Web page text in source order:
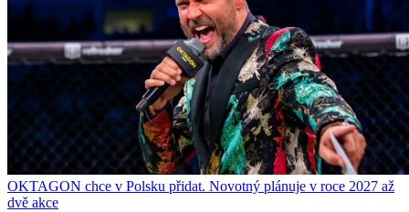
OKTAGON chce v Polsku přidat. Novotný plánuje v roce 2027 až
dvě akce